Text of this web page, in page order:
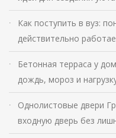
Как поступить в вуз:
действительно
Бетонная терраса у
дождь, мороз и
Однолистовые двери
входную дверь без